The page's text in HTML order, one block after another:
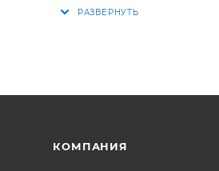
КОМПАНИЯ